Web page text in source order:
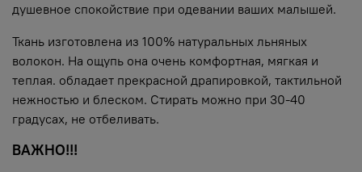
душевное спокойствие при одевании ваших малышей.
Ткань изготовлена из 100% натуральных льняных
волокон. На ощупь она очень комфортная, мягкая и
теплая. обладает прекрасной драпировкой, тактильной
нежностью и блеском. Стирать можно при 30-40
градусах, не отбеливать.
ВАЖНО!!!